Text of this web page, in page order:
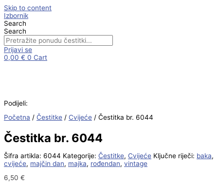
Skip to content
Izbornik
Search
Search
Prijavi se
0,00 € 0 Cart
Podijeli:
Početna / Čestitke / Cvijeće / Čestitka br. 6044
Čestitka br. 6044
Šifra artikla: 6044 Kategorije: Čestitke, Cvijeće Ključne riječi: baka,
cvijeće, majčin dan, majka, rođendan, vintage
6,50 €